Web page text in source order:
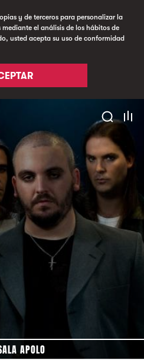
y de terceros para personalizar la
el análisis de los hábitos de
usted acepta su uso de conformidad
APOLO